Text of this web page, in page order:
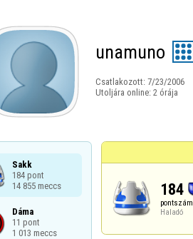
unamuno
Csatlakozott: 7/23/2006
Utoljára online: 2 órája
Sakk
184 pont
14 855 meccs
Dáma
11 pont
1 013 meccs
184
pontszám
Haladó